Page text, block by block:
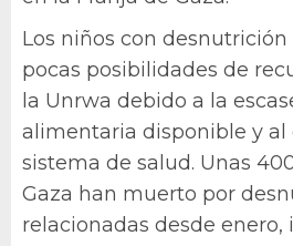
Los niños con desnutrición
pocas posibilidades de
la Unrwa debido a la
alimentaria disponible y al
sistema de salud. Unas
Gaza han muerto por
relacionadas desde enero,